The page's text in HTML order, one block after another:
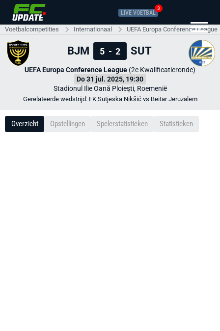
LIVE VOETBAL
3
Voetbalcompetities Internationaal UEFA Europa Conference League
BJM 5 - 2 SUT
UEFA Europa Conference League (2e Kwalificatieronde)
Do 31 jul. 2025, 19:30
Stadionul Ilie Oană Ploieşti, Roemenië
Gerelateerde wedstrijd: FK Sutjeska Nikšić vs Beitar Jeruzalem
Overzicht Opstellingen Spelerstatistieken Statistieken